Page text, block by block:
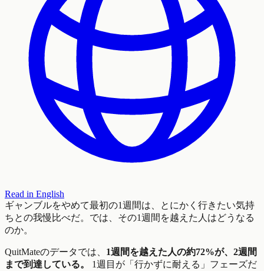
Read in English
ギャンブルをやめて最初の1週間は、とにかく行きたい気持
ちとの我慢比べだ。では、その1週間を越えた人はどうなる
のか。
QuitMateのデータでは、 1週間を越えた人の約72%が、2週間
まで到達している。
1週目が「行かずに耐える」フェーズだ